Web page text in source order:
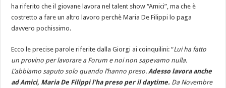
ha riferito che il giovane lavora nel talent show “Amici”, ma che è
costretto a fare un altro lavoro perchè Maria De Filippi lo paga
davvero pochissimo.
Ecco le precise parole riferite dalla Giorgi ai coinquilini: “Lui ha fatto
un provino per lavorare a Forum e noi non sapevamo nulla.
L’abbiamo saputo solo quando l’hanno preso.Adesso lavora anche
ad Amici, Maria De Filippi l’ha preso per il daytime. Da Novembre